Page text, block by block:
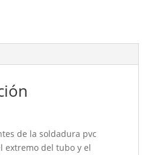
de la soldadura pvc
extremo del tubo y el